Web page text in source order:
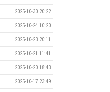
2025-10-30 20:22
2025-10-24 10:20
2025-10-23 20:11
2025-10-21 11:41
2025-10-20 18:43
2025-10-17 23:49